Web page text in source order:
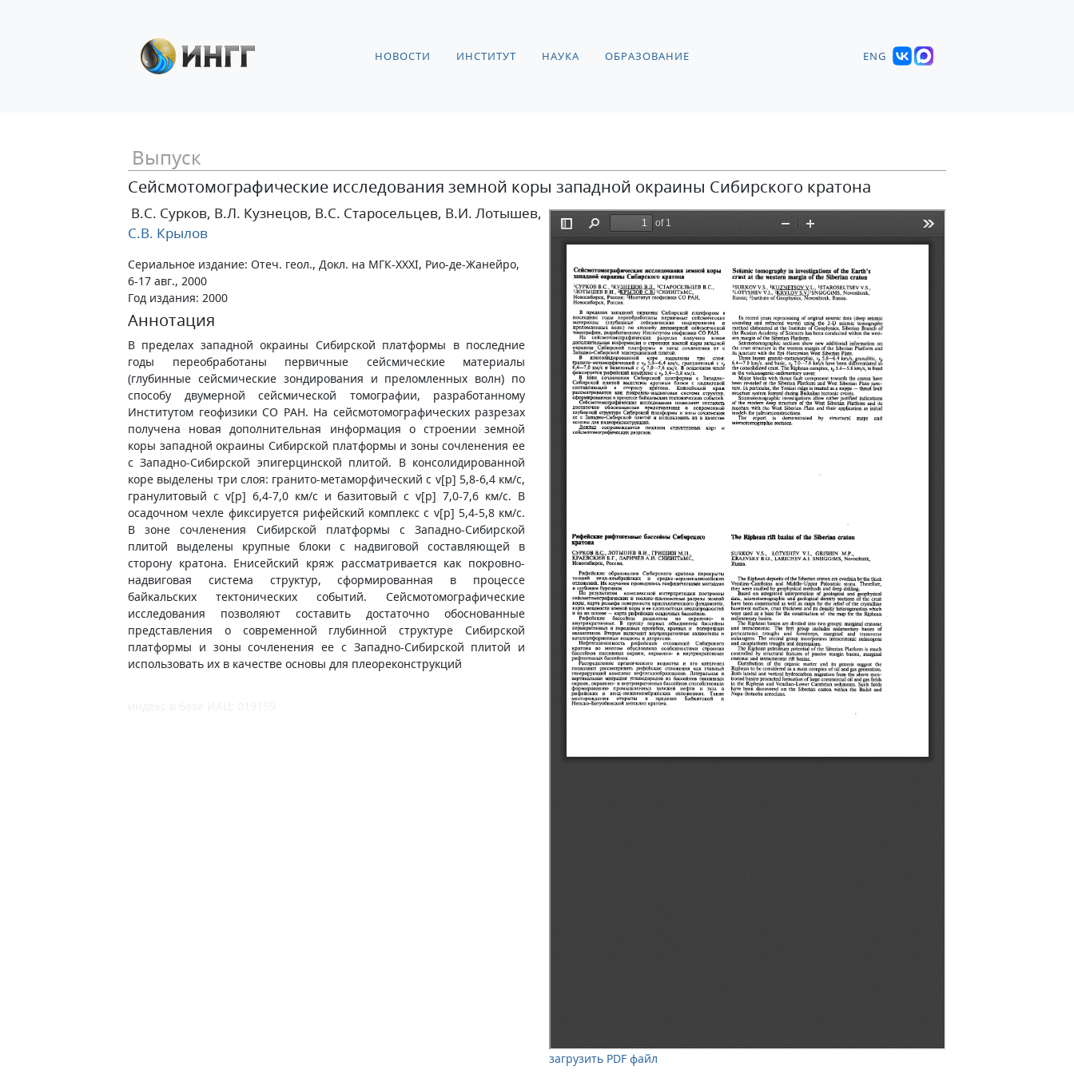
НОВОСТИ ИНСТИТУТ НАУКА ОБРАЗОВАНИЕ ENG
Выпуск
Сейсмотомографические исследования земной коры западной окраины Сибирского кратона
В.С. Сурков, В.Л. Кузнецов, В.С. Старосельцев, В.И. Лотышев,
С.В. Крылов
Сериальное издание: Отеч. геол., Докл. на МГК-XXXI, Рио-де-Жанейро,
6-17 авг., 2000
Год издания: 2000
Аннотация
В пределах западной окраины Сибирской платформы в последние
годы переобработаны первичные сейсмические материалы
(глубинные сейсмические зондирования и преломленных волн) по
способу двумерной сейсмической томографии, разработанному
Институтом геофизики СО РАН. На сейсмотомографических разрезах
получена новая дополнительная информация о строении земной
коры западной окраины Сибирской платформы и зоны сочленения ее
с Западно-Сибирской эпигерцинской плитой. В консолидированной
коре выделены три слоя: гранито-метаморфический с v[p] 5,8-6,4 км/с,
гранулитовый с v[p] 6,4-7,0 км/с и базитовый с v[p] 7,0-7,6 км/с. В
осадочном чехле фиксируется рифейский комплекс с v[p] 5,4-5,8 км/с.
В зоне сочленения Сибирской платформы с Западно-Сибирской
плитой выделены крупные блоки с надвиговой составляющей в
сторону кратона. Енисейский кряж рассматривается как покровно-
надвиговая система структур, сформированная в процессе
байкальских тектонических событий. Сейсмотомографические
исследования позволяют составить достаточно обоснованные
представления о современной глубинной структуре Сибирской
платформы и зоны сочленения ее с Западно-Сибирской плитой и
использовать их в качестве основы для плеореконструкций
загрузить PDF файл